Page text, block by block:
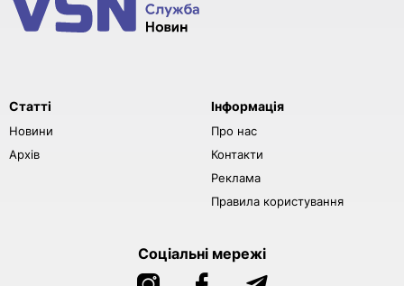
Статті
Новини
Архів
Інформація
Про нас
Контакти
Реклама
Правила користування
Соціальні мережі